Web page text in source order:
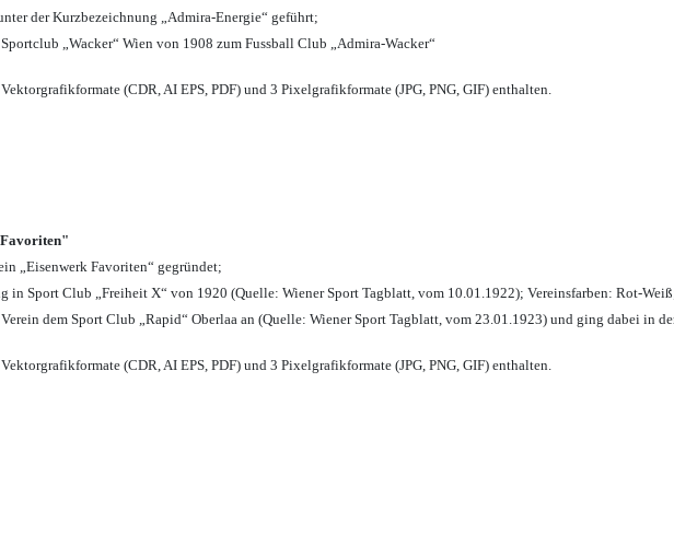
der Kurzbezeichnung „Admira-Energie“ geführt;
„Wacker“ Wien von 1908 zum Fussball Club „Admira-Wacker“
(CDR, AI EPS, PDF) und 3 Pixelgrafikformate (JPG, PNG, GIF) enthalten.
„Eisenwerk Favoriten“ gegründet;
in Sport Club „Freiheit X“ von 1920 (Quelle: Wiener Sport Tagblatt, vom 10.01.1922); Vereinsfarben: Rot-
dem Sport Club „Rapid“ Oberlaa an (Quelle: Wiener Sport Tagblatt, vom 23.01.1923) und ging dabei in
(CDR, AI EPS, PDF) und 3 Pixelgrafikformate (JPG, PNG, GIF) enthalten.